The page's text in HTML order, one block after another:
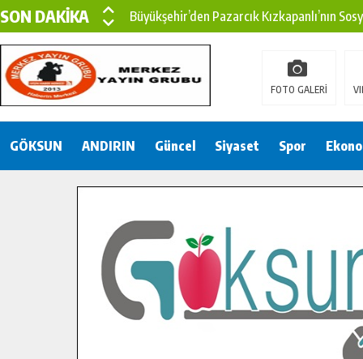
SON DAKİKA
Büyükşehir’den Pazarcık Kızkapanlı’nın
Büyükşehir’den Pazarcık Kırsalına Modern
Çin’den KSÜ’ye Uluslararası Başarı:
Gençler Pusula Maraş Kampında Yeni
İlçe Jandarma Komutanı Karakaya’dan
Bertiz’in Yeni Köprüsünde Sona Doğru.
FOTO GALERİ
GÖKSUN ANDIRIN Güncel Siyaset Spor